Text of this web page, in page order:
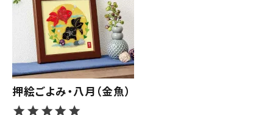
押絵ごよみ・八月（金魚）